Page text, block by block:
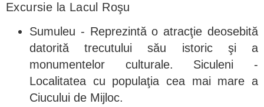
Excursie la Lacul Roşu
Sumuleu - Reprezintă o atracţie deosebită
datorită trecutului său istoric şi a
monumentelor culturale. Siculeni -
Localitatea cu populaţia cea mai mare a
Ciucului de Mijloc.